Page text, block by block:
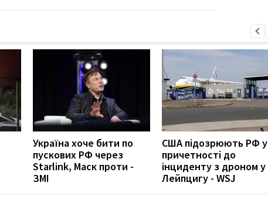
Україна хоче бити по
пускових РФ через
Starlink, Маск проти -
ЗМІ
США підозрюють РФ у
причетності до
інциденту з дроном у
Лейпцигу - WSJ